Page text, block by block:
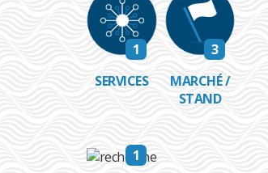
1
SERVICES
3
MARCHÉ /
STAND
1